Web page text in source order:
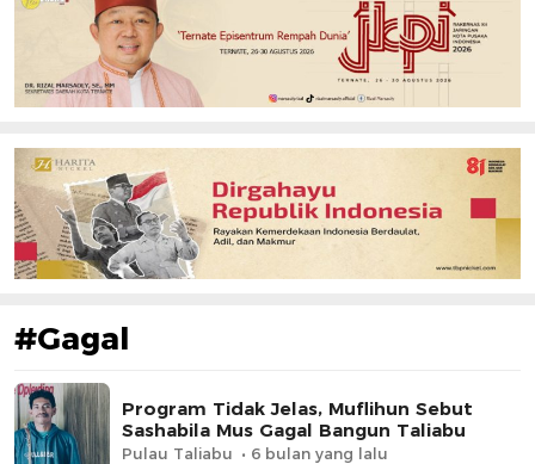
#Gagal
Program Tidak Jelas, Muflihun Sebut
Sashabila Mus Gagal Bangun Taliabu
Pulau Taliabu 6 bulan yang lalu